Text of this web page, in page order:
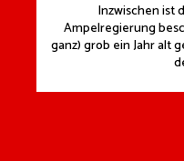
Inzwischen ist
Ampelregierung
ganz) grob ein Jahr alt